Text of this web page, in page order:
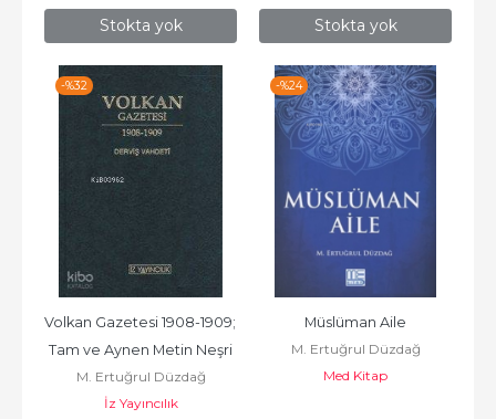
Stokta yok Stokta yok
-%32
Volkan Gazetesi 1908-1909;
Tam ve Aynen Metin Neşri
M. Ertuğrul Düzdağ
İz Yayıncılık
-%24
Müslüman Aile
M. Ertuğrul Düzdağ
Med Kitap